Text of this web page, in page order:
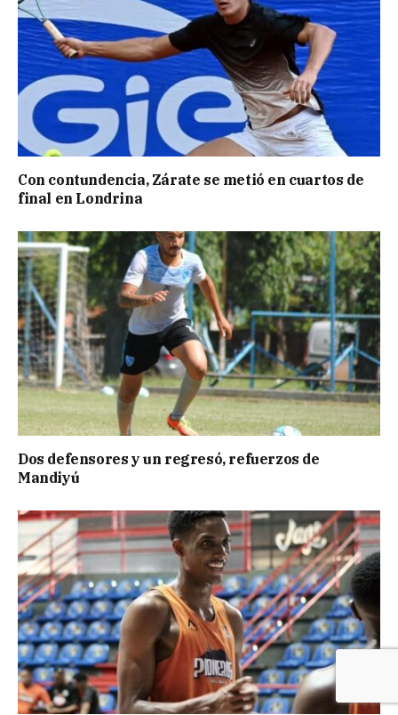
Con contundencia, Zárate se metió en cuartos de
final en Londrina
Dos defensores y un regresó, refuerzos de
Mandiyú